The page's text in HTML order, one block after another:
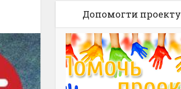
Допомогти проекту